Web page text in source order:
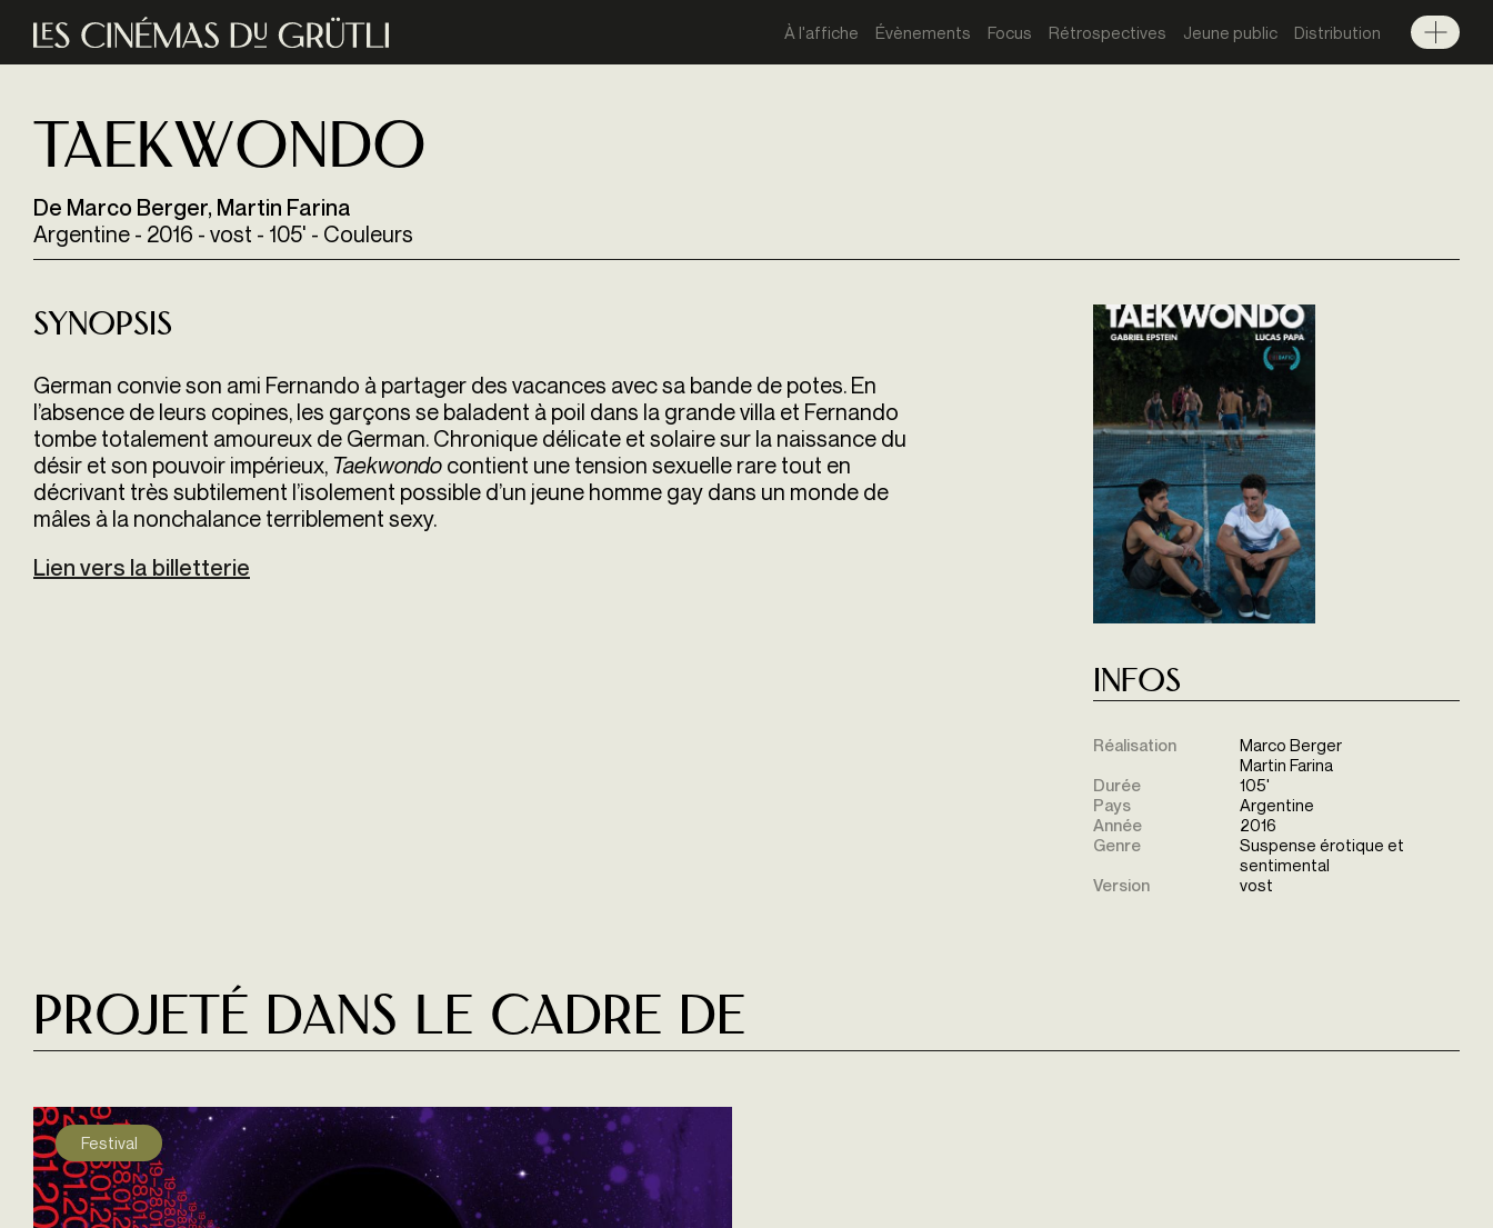
Aller au contenu principal
À l'affiche Évènements Focus Rétrospectives Jeune public Distribution
Menu
Taekwondo
De Marco Berger, Martin Farina
Argentine - 2016 - vost - 105' - Couleurs
Synopsis
German convie son ami Fernando à partager des vacances avec sa bande de potes. En
l’absence de leurs copines, les garçons se baladent à poil dans la grande villa et Fernando
tombe totalement amoureux de German. Chronique délicate et solaire sur la naissance du
désir et son pouvoir impérieux, Taekwondo contient une tension sexuelle rare tout en
décrivant très subtilement l’isolement possible d’un jeune homme gay dans un monde de
mâles à la nonchalance terriblement sexy.
Lien vers la billetterie
Infos
Réalisation
Marco Berger
Martin Farina
Durée
105'
Pays
Argentine
Année
2016
Genre
Suspense érotique et
sentimental
Version
vost
Projeté dans le cadre de
Festival